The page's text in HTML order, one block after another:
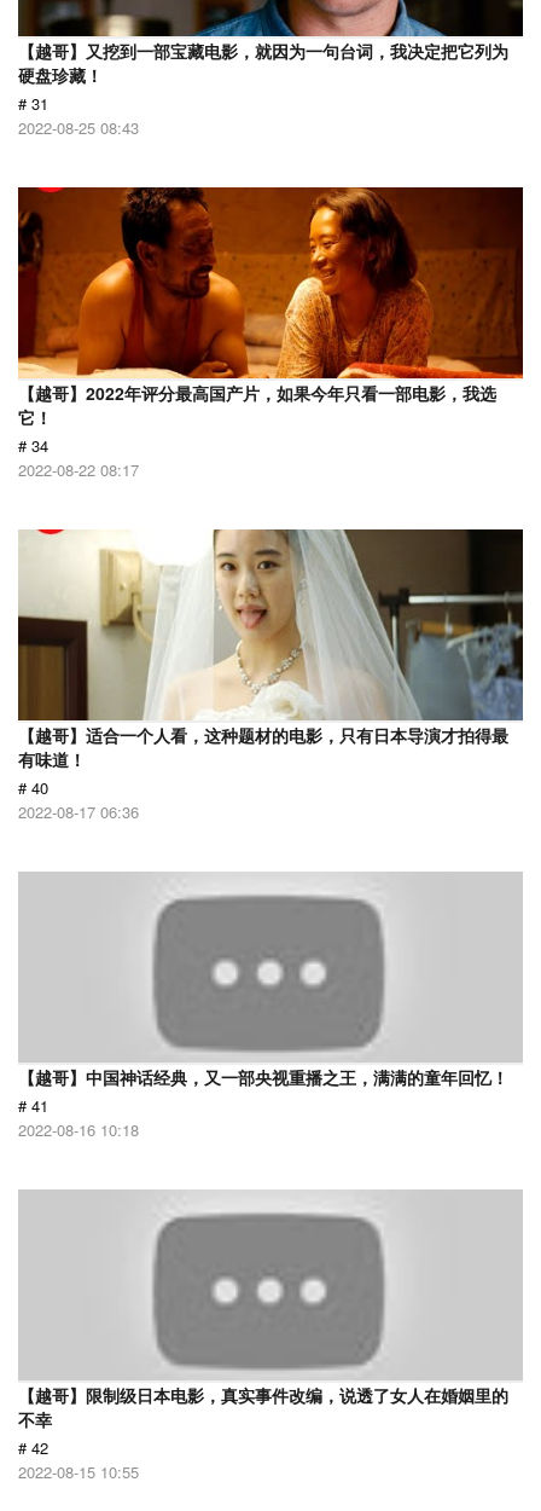
【越哥】又挖到一部宝藏电影，就因为一句台词，我决定把它列为
硬盘珍藏！
# 31
2022-08-25 08:43
【越哥】2022年评分最高国产片，如果今年只看一部电影，我选
它！
# 34
2022-08-22 08:17
【越哥】适合一个人看，这种题材的电影，只有日本导演才拍得最
有味道！
# 40
2022-08-17 06:36
【越哥】中国神话经典，又一部央视重播之王，满满的童年回忆！
# 41
2022-08-16 10:18
【越哥】限制级日本电影，真实事件改编，说透了女人在婚姻里的
不幸
# 42
2022-08-15 10:55